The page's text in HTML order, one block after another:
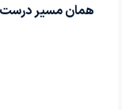
همان مسیر